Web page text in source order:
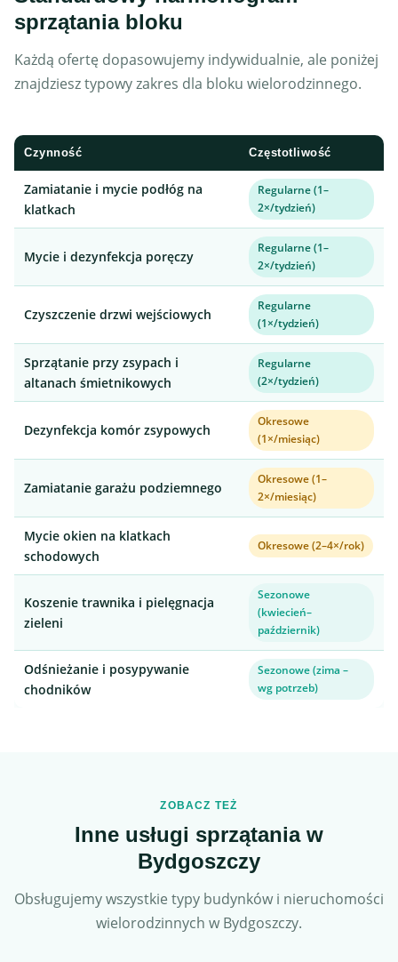
sprzątania bloku
Każdą ofertę dopasowujemy indywidualnie, ale poniżej
znajdziesz typowy zakres dla bloku wielorodzinnego.
Czynność Częstotliwość
Zamiatanie i mycie podłóg na
klatkach
Regularne (1–
2×/tydzień)
Mycie i dezynfekcja poręczy
Regularne (1–
2×/tydzień)
Czyszczenie drzwi wejściowych
Regularne
(1×/tydzień)
Sprzątanie przy zsypach i
altanach śmietnikowych
Regularne
(2×/tydzień)
Dezynfekcja komór zsypowych
Okresowe
(1×/miesiąc)
Zamiatanie garażu podziemnego
Okresowe (1–
2×/miesiąc)
Mycie okien na klatkach
schodowych
Okresowe (2–4×/rok)
Koszenie trawnika i pielęgnacja
zieleni
Sezonowe
(kwiecień–
październik)
Odśnieżanie i posypywanie
chodników
Sezonowe (zima –
wg potrzeb)
ZOBACZ TEŻ
Inne usługi sprzątania w
Bydgoszczy
Obsługujemy wszystkie typy budynków i nieruchomości
wielorodzinnych w Bydgoszczy.